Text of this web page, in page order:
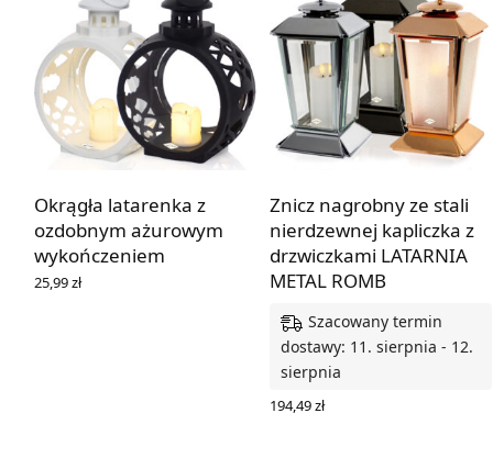
Okrągła latarenka z
ozdobnym ażurowym
wykończeniem
25,99zł
Znicz nagrobny ze stali
nierdzewnej kapliczka z
drzwiczkami LATARNIA
METAL ROMB
Szacowany termin
dostawy: 11. sierpnia - 12.
sierpnia
194,49zł